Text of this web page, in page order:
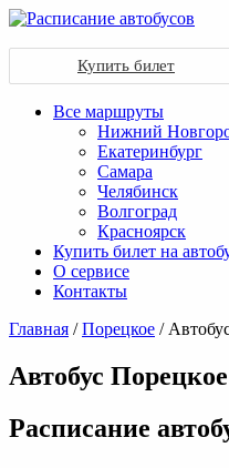
Купить билет
Все маршруты
Нижний
Екатеринбург
Самара
Челябинск
Волгоград
Красноярск
Купить билет на
О сервисе
Контакты
Главная /Порецкое /
Автобус
Раcписание